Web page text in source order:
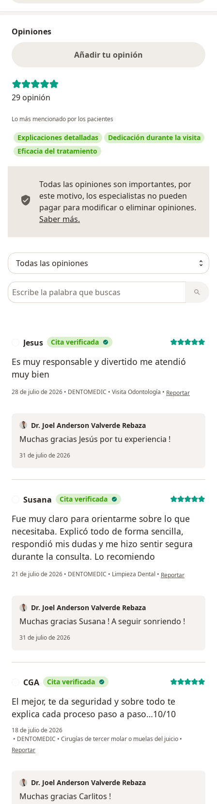
Opiniones
Añadir tu opinión
29 opinión
Lo más mencionado por los pacientes
Explicaciones detalladas
Dedicación durante la visita
Eficacia del tratamiento
Todas las opiniones son importantes, por
este motivo, los especialistas no pueden
pagar para modificar o eliminar opiniones.
Saber más.
Busca en opiniones
Jesus Cita verificada
Es muy responsable y divertido me atendió
muy bien
28 de julio de 2026 • DENTOMEDIC • Visita Odontología • en opinión del
Reportar
Dr. Joel Anderson Valverde Rebaza
Muchas gracias Jesús por tu experiencia !
31 de julio de 2026
Susana Cita verificada
Fue muy claro para orientarme sobre lo que
necesitaba. Explicó todo de forma sencilla,
respondió mis dudas y me hizo sentir segura
durante la consulta. Lo recomiendo
21 de julio de 2026 • DENTOMEDIC • Limpieza Dental • en opinión del
Reportar
Dr. Joel Anderson Valverde Rebaza
Muchas gracias Susana ! A seguir sonriendo !
31 de julio de 2026
CGA Cita verificada
El mejor, te da seguridad y sobre todo te
explica cada proceso paso a paso…10/10
18 de julio de 2026
• DENTOMEDIC • Cirugías de tercer molar o muelas del juicio •
en opinión del usuario CGA
Reportar
Dr. Joel Anderson Valverde Rebaza
Muchas gracias Carlitos !